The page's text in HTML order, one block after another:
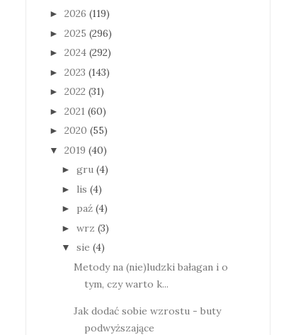
► 2026 (119)
► 2025 (296)
► 2024 (292)
► 2023 (143)
► 2022 (31)
► 2021 (60)
► 2020 (55)
▼ 2019 (40)
► gru (4)
► lis (4)
► paź (4)
► wrz (3)
▼ sie (4)
Metody na (nie)ludzki bałagan i o
tym, czy warto k...
Jak dodać sobie wzrostu - buty
podwyższające